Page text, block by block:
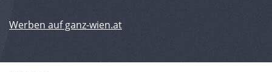
Werben auf ganz-wien.at